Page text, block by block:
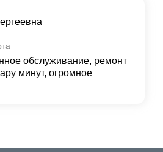
обслуживание, ремонт
минут, огромное